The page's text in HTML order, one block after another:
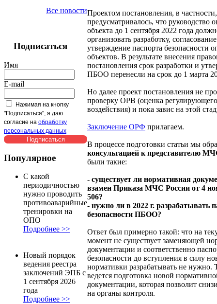
Все новости
Подписаться
Имя
E-mail
Нажимая на кнопку
"Подписаться", я даю
согласие на обработку
персональных данных
Популярное
С какой
периодичностью
нужно проводить
противоаварийные
тренировки на
ОПО
Подробнее >>
Новый порядок
ведения реестра
заключений ЭПБ с
1 сентября 2026
года
Подробнее >>
Проектом постановления, в частности,
предусматривалось, что руководство
объекта до 1 сентября 2022 года
организовать разработку,
утверждение паспорта безопасности
объектов. В результате внесения
постановления срок разработки и
ПБОО перенесли на срок до 1 марта
Но далее проект постановления не
проверку ОРВ (оценка регулирующего
воздействия) и пока завис на этой
Заключение ОРФ прилагаем.
В процессе подготовки статьи мы
консультацией к представителю
были такие:
- существует ли нормативная
взамен Приказа МЧС России от 4
506?
- нужно ли в 2022 г. разрабатывать
безопасности ПБОО?
Ответ был примерно такой: что на
момент не существует заменяющей
документации и соответственно
безопасности до вступления в силу
нормативки разрабатывать не нужно.
ведется подготовка новой
документации, которая позволит
на органы контроля.